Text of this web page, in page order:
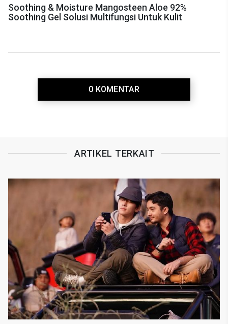
Soothing & Moisture Mangosteen Aloe 92%
Soothing Gel Solusi Multifungsi Untuk Kulit
0 KOMENTAR
ARTIKEL TERKAIT